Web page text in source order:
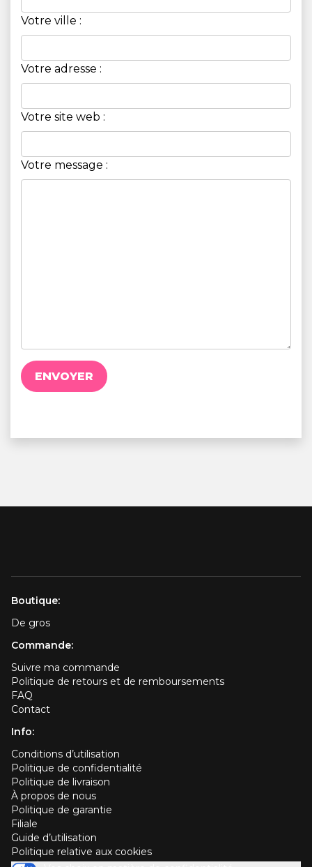
Votre ville :
Votre adresse :
Votre site web :
Votre message :
ENVOYER
Boutique:
De gros
Commande:
Suivre ma commande
Politique de retours et de remboursements
FAQ
Contact
Info:
Conditions d’utilisation
Politique de confidentialité
Politique de livraison
À propos de nous
Politique de garantie
Filiale
Guide d’utilisation
Politique relative aux cookies